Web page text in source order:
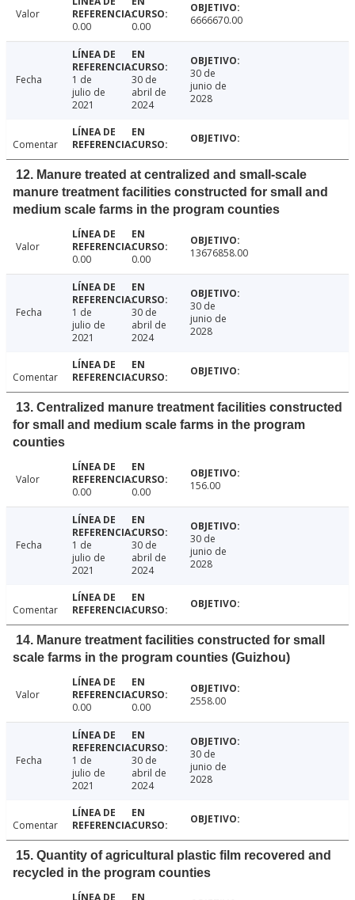
Valor
0.00
0.00 6666670.00
Fecha
1 de
julio de
2021
30 de
abril de
2024
30 de
junio de
2028
Comentar
12. Manure treated at centralized and small-scale
manure treatment facilities constructed for small and
medium scale farms in the program counties
Valor
0.00
0.00 13676858.00
Fecha
1 de
julio de
2021
30 de
abril de
2024
30 de
junio de
2028
Comentar
13. Centralized manure treatment facilities constructed
for small and medium scale farms in the program
counties
Valor
0.00
0.00 156.00
Fecha
1 de
julio de
2021
30 de
abril de
2024
30 de
junio de
2028
Comentar
14. Manure treatment facilities constructed for small
scale farms in the program counties (Guizhou)
Valor
0.00
0.00 2558.00
Fecha
1 de
julio de
2021
30 de
abril de
2024
30 de
junio de
2028
Comentar
15. Quantity of agricultural plastic film recovered and
recycled in the program counties